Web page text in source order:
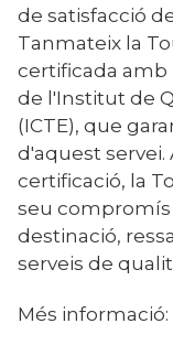
de satisfacció
Tanmateix la
certificada amb
de l'Institut de
(ICTE), que
d'aquest
certificació, la
seu
destinació,
serveis de
Més informació: